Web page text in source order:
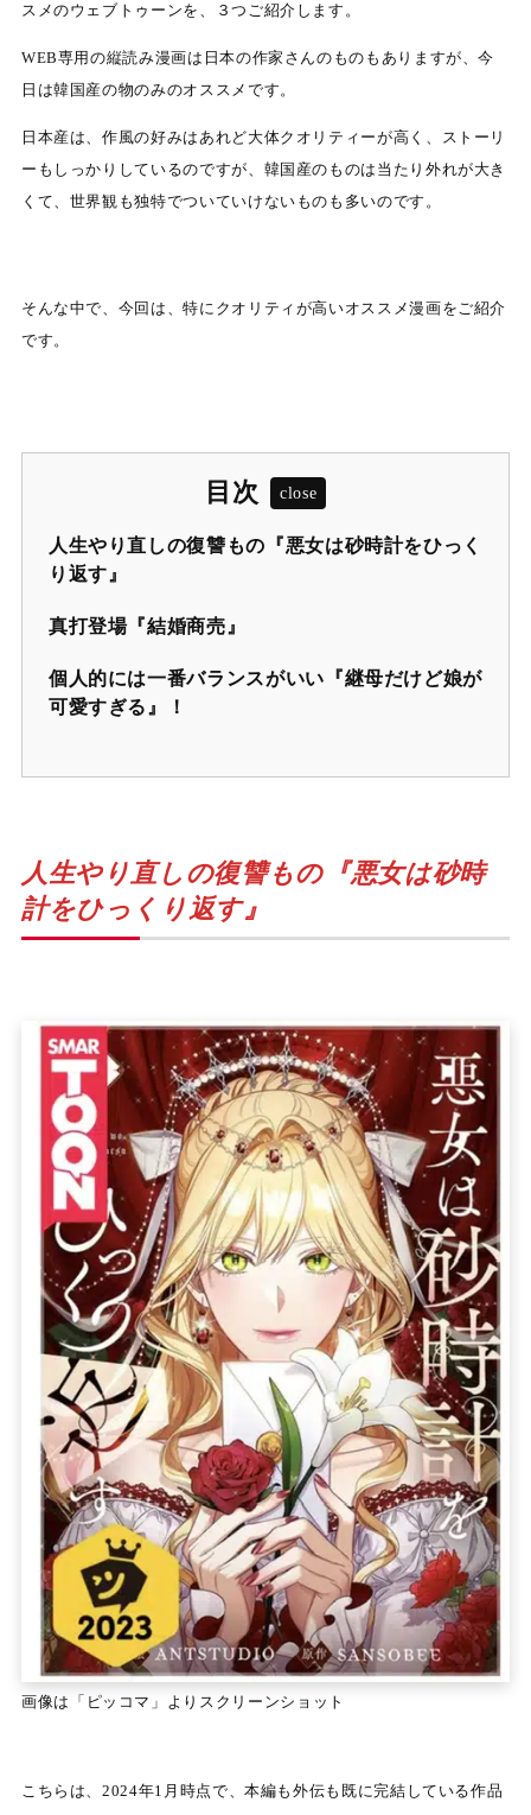
スメのウェブトゥーンを、３つご紹介します。
WEB専用の縦読み漫画は日本の作家さんのものもありますが、今
日は韓国産の物のみのオススメです。
日本産は、作風の好みはあれど大体クオリティーが高く、ストーリ
ーもしっかりしているのですが、韓国産のものは当たり外れが大き
くて、世界観も独特でついていけないものも多いのです。
そんな中で、今回は、特にクオリティが高いオススメ漫画をご紹介
です。
目次
人生やり直しの復讐もの『悪女は砂時計をひっく
り返す』
真打登場『結婚商売』
個人的には一番バランスがいい『継母だけど娘が
可愛すぎる』！
人生やり直しの復讐もの『悪女は砂時
計をひっくり返す』
画像は「ピッコマ」よりスクリーンショット
こちらは、2024年1月時点で、本編も外伝も既に完結している作品